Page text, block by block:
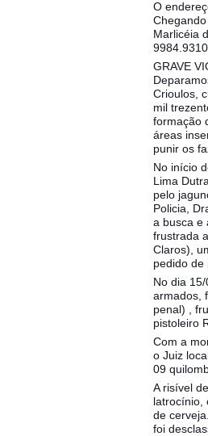
O
Marlicéia
GRAVE
Crioulos,
mil
formação
áreas
punir os
No início
Lima
pelo
Policia,
a busca e
frustrada
Claros),
pedido de
No dia
armados,
penal) ,
pistoleiro
Com a
o Juiz
09
A risível
latrocínio,
de
foi